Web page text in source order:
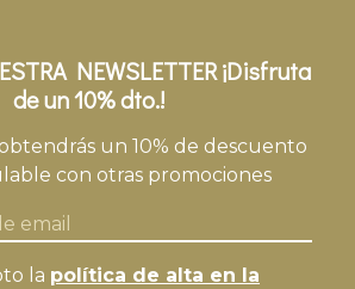
NEWSLETTER ¡Disfruta
de un 10% dto.!
un 10% de descuento
con otras promociones
la política de alta en la